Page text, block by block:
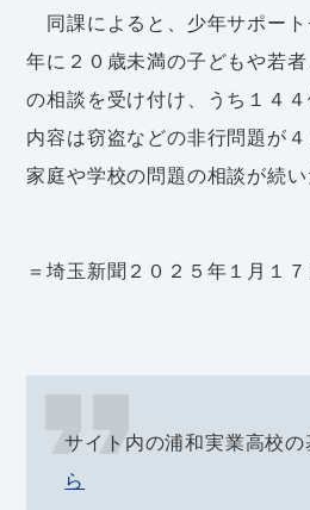
同課によると、少年サポー
年に２０歳未満の子どもや若
の相談を受け付け、うち１４４
内容は窃盗などの非行問題が４
家庭や学校の問題の相談が続い
＝埼玉新聞２０２５年１月１
サイト内の浦和実業高校
ら